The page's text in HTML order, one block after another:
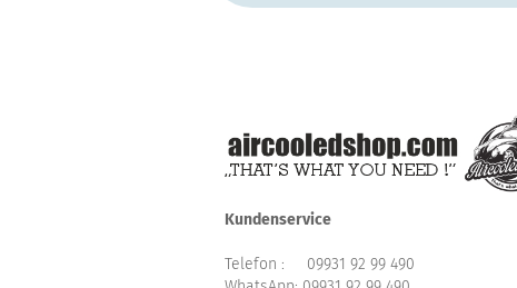
Kundenservice
Telefon : 09931 92 99 490